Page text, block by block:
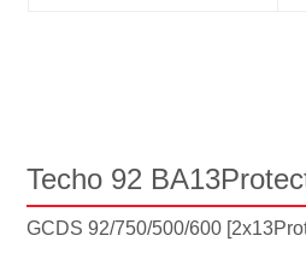
Techo 92
GCDS 92/750/500/600